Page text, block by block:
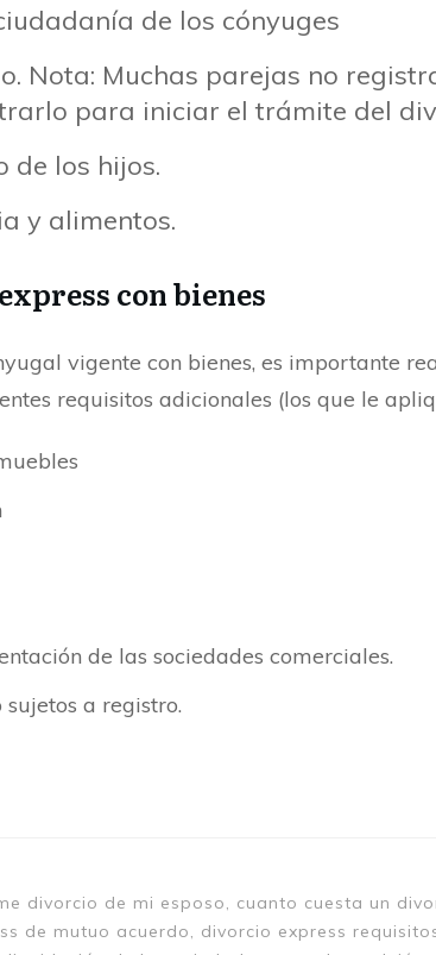
de los cónyuges
Nota: Muchas parejas no
para iniciar el trámite del
de los hijos.
y alimentos.
con bienes
vigente con bienes, es importante
requisitos adicionales (los que le
de las sociedades comerciales.
a registro.
divorcio de mi esposo, cuanto cuesta un
de mutuo acuerdo, divorcio express